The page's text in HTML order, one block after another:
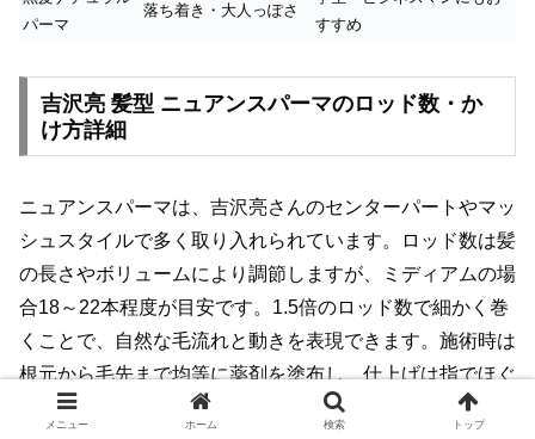
パーマ
落ち着き・大人っぽさ
すすめ
吉沢亮 髪型 ニュアンスパーマのロッド数・か
け方詳細
ニュアンスパーマは、吉沢亮さんのセンターパートやマッ
シュスタイルで多く取り入れられています。ロッド数は髪
の長さやボリュームにより調節しますが、ミディアムの場
合18～22本程度が目安です。1.5倍のロッド数で細かく巻
くことで、自然な毛流れと動きを表現できます。施術時は
根元から毛先まで均等に薬剤を塗布し、仕上げは指でほぐ
しながらドライヤーで乾かすことで、作り込みすぎないナ
メニュー ホーム 検索 トップ